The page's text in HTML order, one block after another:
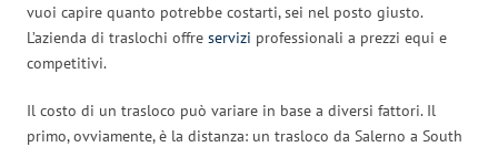
vuoi capire quanto potrebbe costarti, sei nel posto giusto.
L’azienda di traslochi offre servizi professionali a prezzi equi e
competitivi.
Il costo di un trasloco può variare in base a diversi fattori. Il
primo, ovviamente, è la distanza: un trasloco da Salerno a South